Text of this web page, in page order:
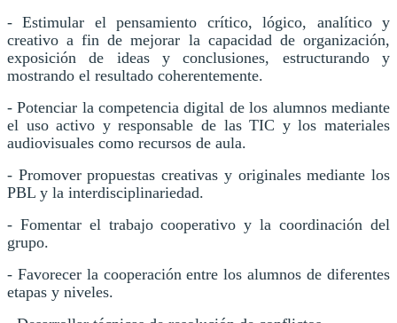
- Estimular el pensamiento crítico, lógico, analítico y
creativo a fin de mejorar la capacidad de organización,
exposición de ideas y conclusiones, estructurando y
mostrando el resultado coherentemente.
- Potenciar la competencia digital de los alumnos mediante
el uso activo y responsable de las TIC y los materiales
audiovisuales como recursos de aula.
- Promover propuestas creativas y originales mediante los
PBL y la interdisciplinariedad.
- Fomentar el trabajo cooperativo y la coordinación del
grupo.
- Favorecer la cooperación entre los alumnos de diferentes
etapas y niveles.